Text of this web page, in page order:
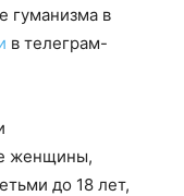
гуманизма в
в телеграм-
женщины,
до 18 лет,